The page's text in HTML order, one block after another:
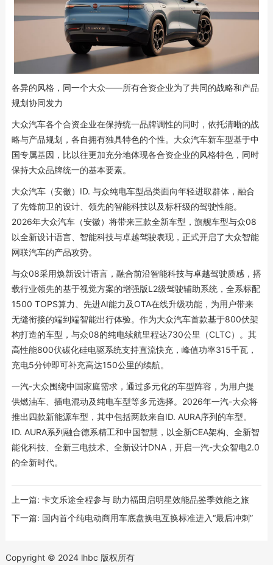
各异的风格，同一个大众——所有合资企业为了共同的战略和产品
规划协同发力
大众汽车各个合资企业在保持统一品牌调性的同时，依托清晰的战
略与产品规划，各自拥有独具特色的个性。大众汽车新车型基于中
国专属基因，比以往更加充分地体现各合资企业的风格特色，同时
保持大众品牌统一的基本要素。
大众汽车（安徽）ID. 与众纯电车型品类面向年轻进取群体，融合
了先锋前卫的设计、领先的智能科技以及标杆级的驾驶性能。
2026年大众汽车（安徽）将带来三款全新车型，旗舰车型与众08
以全新设计语言、智能科技与卓越驾驶表现，正式开启了大众智能
网联汽车的产品攻势。
与众08采用焕新设计语言，融合前沿智能科技与卓越驾驶质感，搭
载行业领先的基于视觉方案的增强版L2级驾驶辅助系统，全系标配
1500 TOPS算力、先进AI能力及OTA在线升级功能，为用户带来
无缝衔接的端到端智能出行体验。作为大众汽车首款基于800伏架
构打造的车型，与众08的纯电续航里程达730公里（CLTC）。其
高性能800伏碳化硅电驱系统支持直流快充，峰值功率315千瓦，
充电5分钟即可补充高达150公里的续航。
一汽-大众围绕中国家庭需求，通过多元化的车型阵容，为用户提
供燃油车、插电混动及纯电车型等多元选择。2026年一汽-大众将
推出四款新能源车型，其中包括两款来自ID. AURA序列的车型。
ID. AURA系列融合德系精工和中国智慧，以全新CEA架构、全新智
能化科技、全新三电技术、全新设计DNA，开启一汽-大众智电2.0
的全新时代。
上一篇: 卡文乐途全程参与 助力福田启明星效能品鉴季效能之旅
下一篇: 国内首个纯电动商用车底盘换电互换标准进入“最后冲刺”
Copyright © 2024 lhbc 版权所有